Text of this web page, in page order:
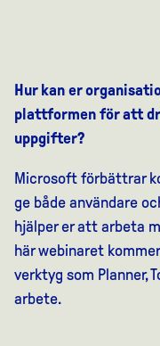
Hur kan er
plattformen för att
uppgifter?
Microsoft förbättrar
ge både användare
hjälper er att arbeta
här webinaret
verktyg som Planner,
arbete.